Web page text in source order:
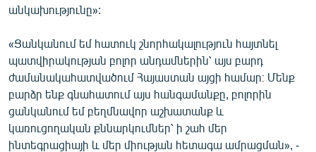
անկախությունը»:
«Ցանկանում եմ հատուկ շնորհակալություն հայտնել
պատվիրակության բոլոր անդամներին՝ այս բարդ
ժամանակահատվածում Հայաստան այցի համար։ Մենք
բարձր ենք գնահատում այս հանգամանքը, բոլորին
ցանկանում եմ բեղմնավոր աշխատանք և
կառուցողական քննարկումներ՝ ի շահ մեր
ինտեգրացիայի և մեր միության հետագա ամրացման», -